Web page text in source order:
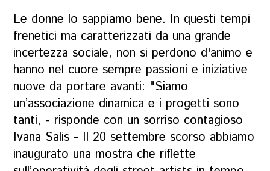
Le donne lo sappiamo bene. In questi tempi
frenetici ma caratterizzati da una grande
incertezza sociale, non si perdono d'animo e
hanno nel cuore sempre passioni e iniziative
nuove da portare avanti: "Siamo
un’associazione dinamica e i progetti sono
tanti, - risponde con un sorriso contagioso
Ivana Salis - Il 20 settembre scorso abbiamo
inaugurato una mostra che riflette